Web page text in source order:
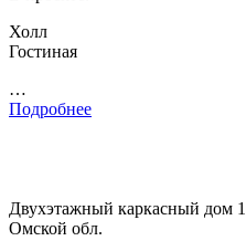
Холл
Гостиная
…
Подробнее
Двухэтажный каркасный дом
Омской обл.